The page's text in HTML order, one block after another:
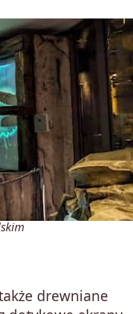
drewniane